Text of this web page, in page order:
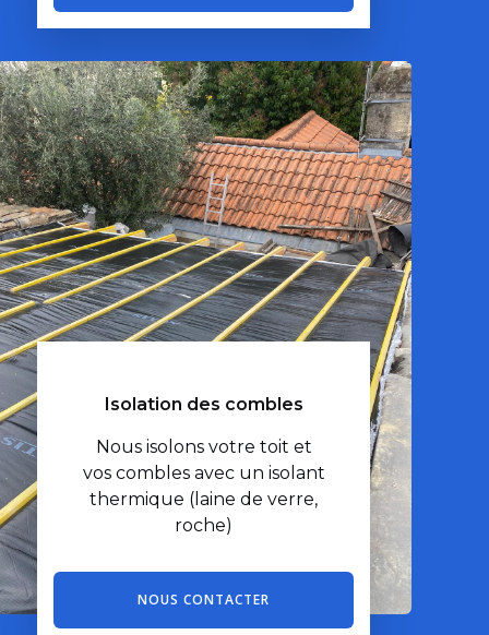
Isolation des combles
Nous isolons votre toit et
vos combles avec un isolant
thermique (laine de verre,
roche)
NOUS CONTACTER